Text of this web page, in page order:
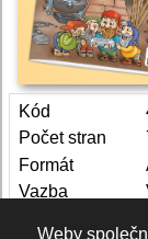
Kód
Počet stran
Formát
Vazba
Weby